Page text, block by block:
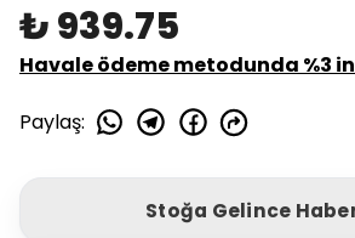
₺ 939.75
Havale ödeme metodunda %3
Paylaş:
Stoğa Gelince